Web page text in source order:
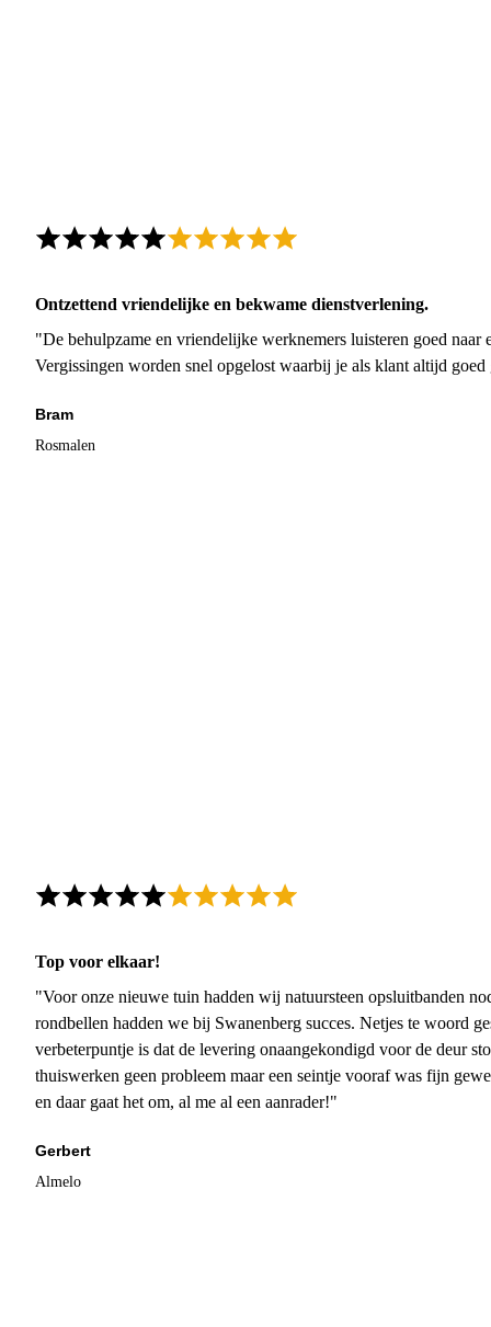
Ontzettend vriendelijke en bekwame dienstverlening.
"De behulpzame en vriendelijke werknemers luisteren goed naar
Vergissingen worden snel opgelost waarbij je als klant altijd
Bram
Rosmalen
Top voor elkaar!
"Voor onze nieuwe tuin hadden wij natuursteen opsluitbanden
rondbellen hadden we bij Swanenberg succes. Netjes te woord
verbeterpuntje is dat de levering onaangekondigd voor de deur
thuiswerken geen probleem maar een seintje vooraf was fijn
en daar gaat het om, al me al een aanrader!"
Gerbert
Almelo